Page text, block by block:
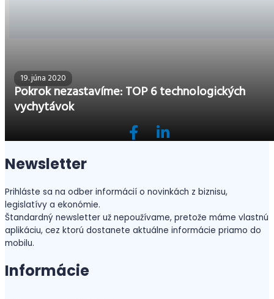
19. júna 2020
Pokrok nezastavíme: TOP 6 technologických
vychytávok
Newsletter
Prihláste sa na odber informácií o novinkách z biznisu,
legislatívy a ekonómie.
Štandardný newsletter už nepoužívame, pretože máme vlastnú
aplikáciu, cez ktorú dostanete aktuálne informácie priamo do
mobilu.
Informácie